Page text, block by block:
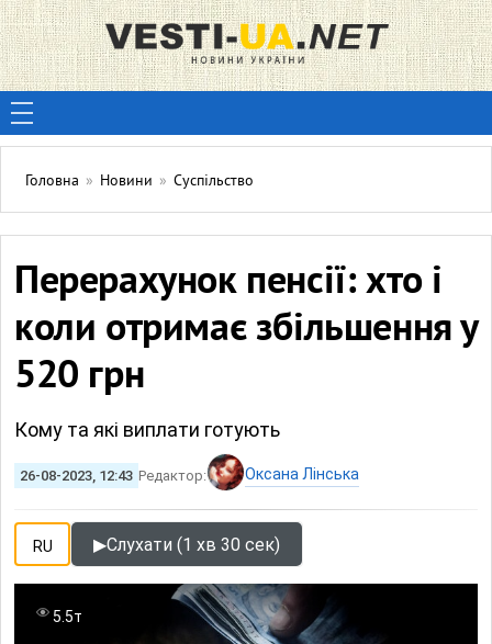
Головна » Новини » Суспільство
Перерахунок пенсії: хто і
коли отримає збільшення у
520 грн
Кому та які виплати готують
26-08-2023, 12:43 Редактор: Оксана Лінська
RU ▶Слухати (1 хв 30 сек)
5.5т